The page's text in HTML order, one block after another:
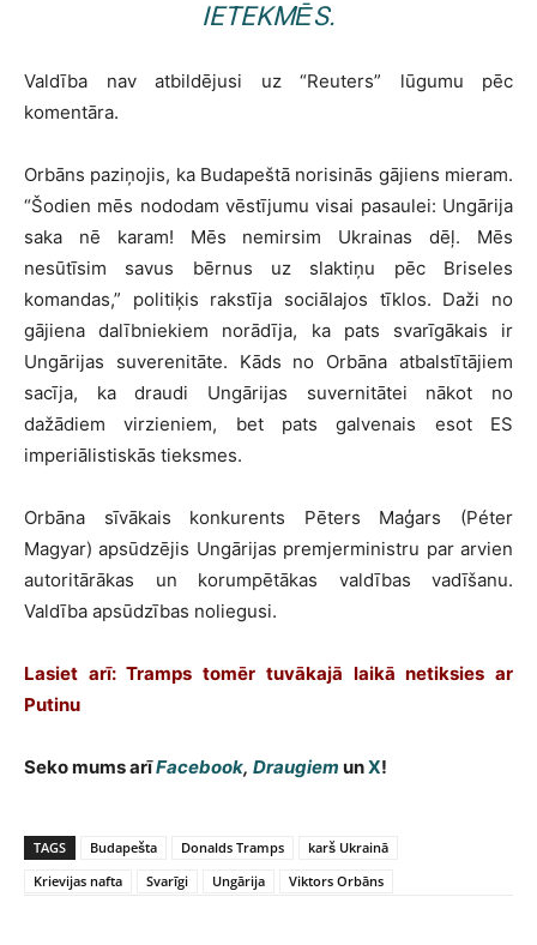
IETEKMĒS.
Valdība nav atbildējusi uz “Reuters” lūgumu pēc
komentāra.
Orbāns paziņojis, ka Budapeštā norisinās gājiens mieram.
“Šodien mēs nododam vēstījumu visai pasaulei: Ungārija
saka nē karam! Mēs nemirsim Ukrainas dēļ. Mēs
nesūtīsim savus bērnus uz slaktiņu pēc Briseles
komandas,” politiķis rakstīja sociālajos tīklos. Daži no
gājiena dalībniekiem norādīja, ka pats svarīgākais ir
Ungārijas suverenitāte. Kāds no Orbāna atbalstītājiem
sacīja, ka draudi Ungārijas suvernitātei nākot no
dažādiem virzieniem, bet pats galvenais esot ES
imperiālistiskās tieksmes.
Orbāna sīvākais konkurents Pēters Maģars (Péter
Magyar) apsūdzējis Ungārijas premjerministru par arvien
autoritārākas un korumpētākas valdības vadīšanu.
Valdība apsūdzības noliegusi.
Lasiet arī: Tramps tomēr tuvākajā laikā netiksies ar
Putinu
Seko mums arīFacebook, Draugiem unX!
TAGS Budapešta Donalds Tramps
karš Ukrainā
Krievijas nafta
Svarīgi Ungārija Viktors Orbāns